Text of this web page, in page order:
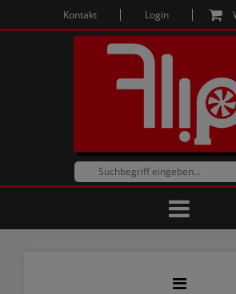
Kontakt Login